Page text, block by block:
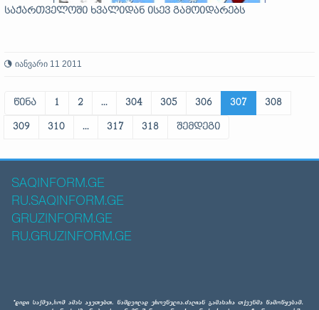
საქართველოში ხვალიდან ისევ გამოიდარებს
იანვარი 11 2011
წინა 1 2 ... 304 305 306 307 308
309 310 ... 317 318 შემდეგი
SAQINFORM.GE
RU.SAQINFORM.GE
GRUZINFORM.GE
RU.GRUZINFORM.GE